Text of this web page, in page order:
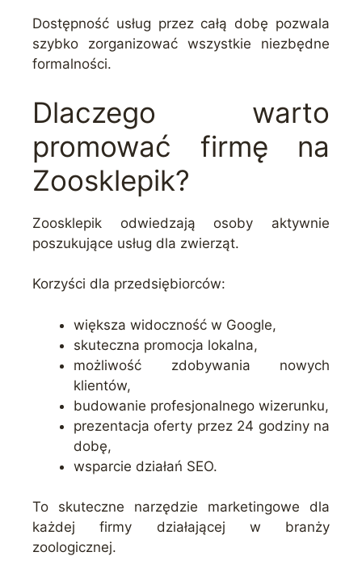
Dostępność usług przez całą dobę pozwala
szybko zorganizować wszystkie niezbędne
formalności.
Dlaczego warto
promować firmę na
Zoosklepik?
Zoosklepik odwiedzają osoby aktywnie
poszukujące usług dla zwierząt.
Korzyści dla przedsiębiorców:
większa widoczność w Google,
skuteczna promocja lokalna,
możliwość zdobywania nowych
klientów,
budowanie profesjonalnego wizerunku,
prezentacja oferty przez 24 godziny na
dobę,
wsparcie działań SEO.
To skuteczne narzędzie marketingowe dla
każdej firmy działającej w branży
zoologicznej.